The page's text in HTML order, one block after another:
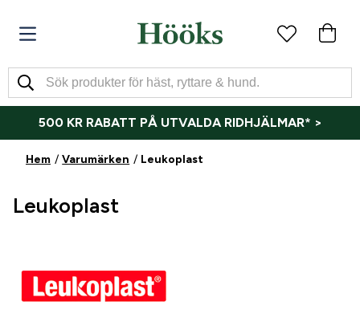
500 KR RABATT PÅ UTVALDA RIDHJÄLMAR* >
Hem Varumärken Leukoplast
Leukoplast